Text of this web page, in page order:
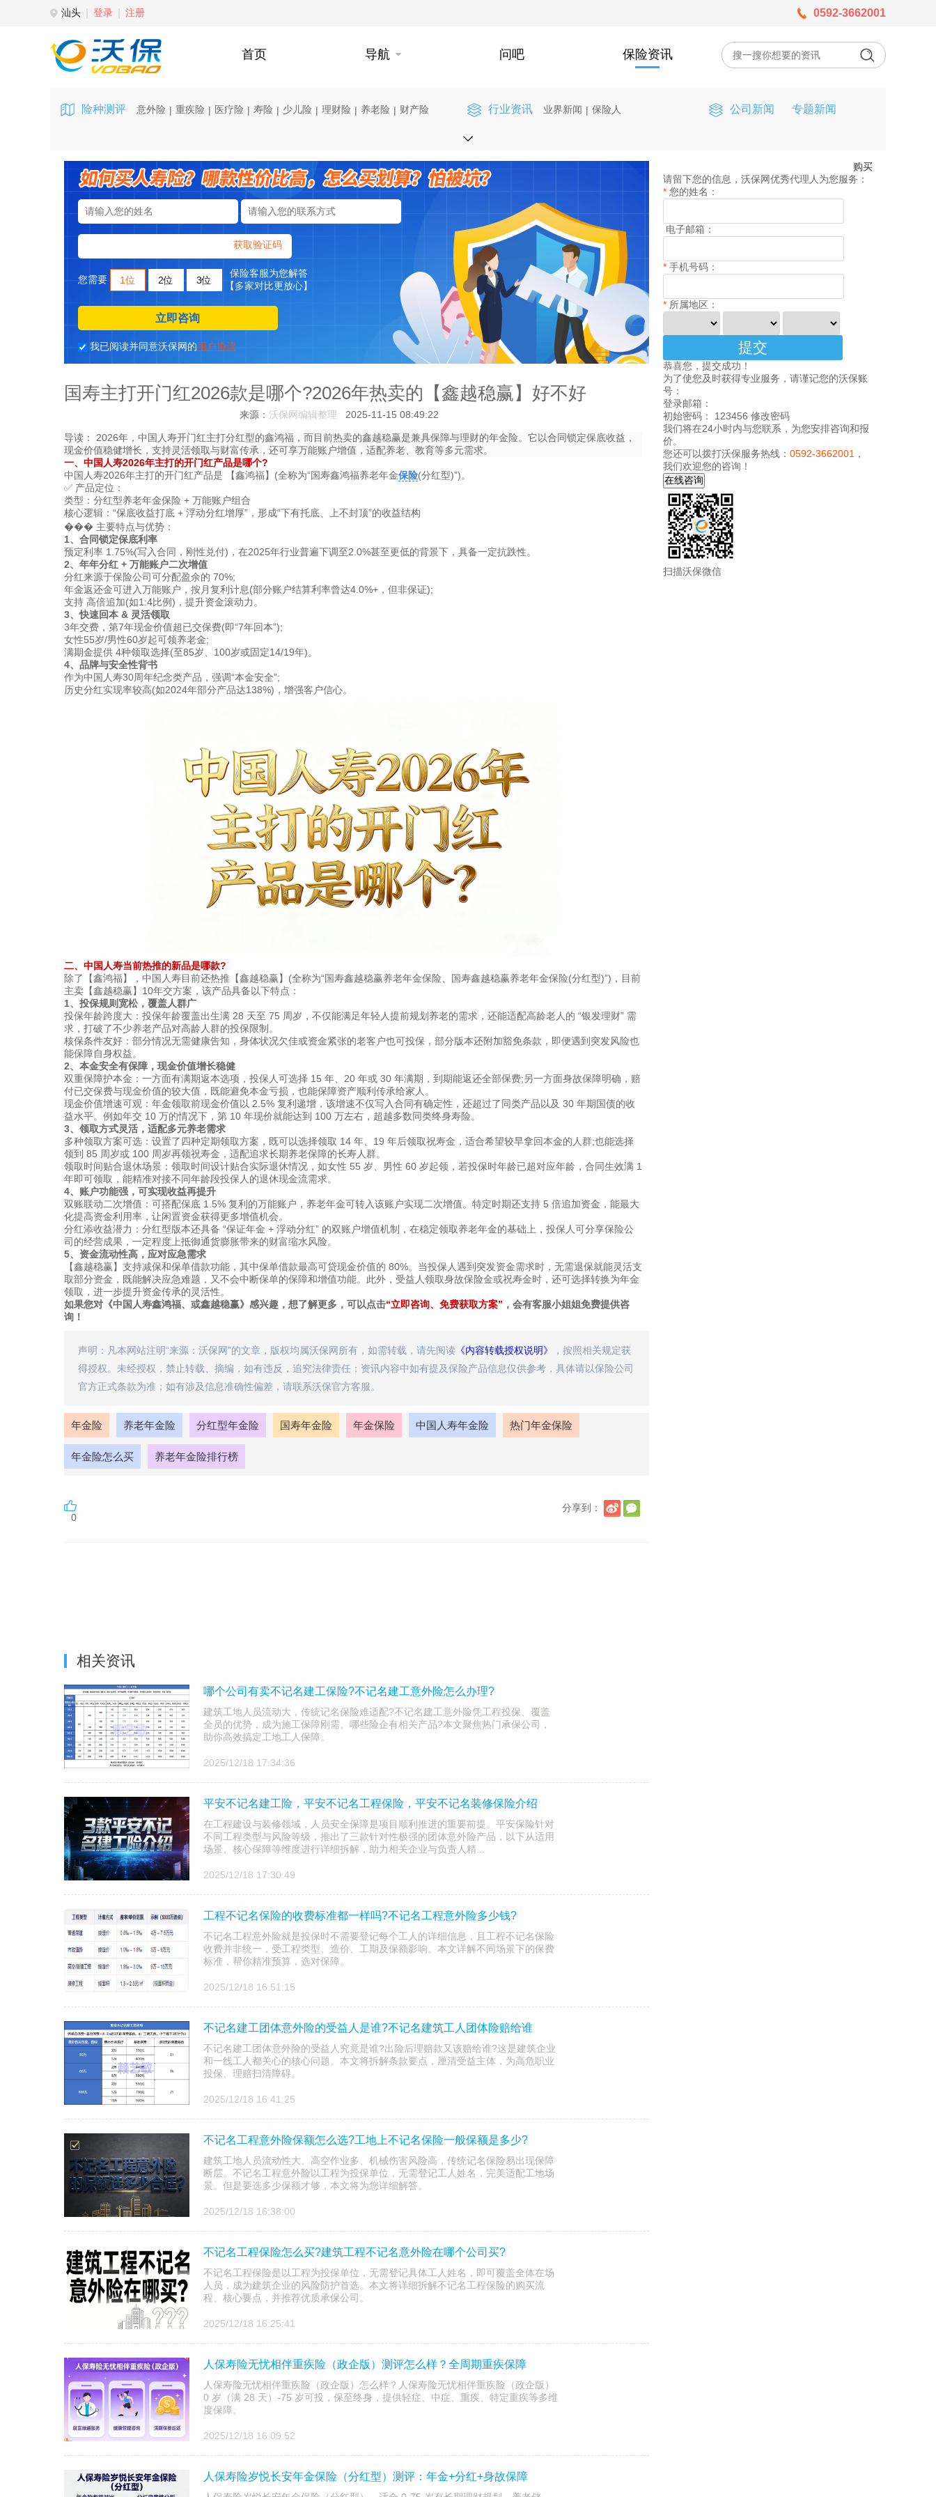
汕头 登录 注册 0592-3662001
首页 导航 问吧 保险资讯
险种测评 意外险 | 重疾险 | 医疗险 | 寿险 | 少儿险 | 理财险 | 养老险 | 财产险 行业资讯 业界新闻 | 保险人 公司新闻 专题新闻
获取验证码
您需要 1位 2位 3位
保险客服为您解答
【多家对比更放心】
立即咨询
我已阅读并同意沃保网的用户协议
国寿主打开门红2026款是哪个?2026年热卖的【鑫越稳赢】好不好
来源： 沃保网编辑整理 2025-11-15 08:49:22
导读：
2026年，中国人寿开门红主打分红型的鑫鸿福，而目前热卖的鑫越稳赢是兼具保障与理财的年金险。它以合同锁定保底收益，
现金价值稳健增长，支持灵活领取与财富传承，还可享万能账户增值，适配养老、教育等多元需求。
一、中国人寿2026年主打的开门红产品是哪个?
中国人寿2026年主打的开门红产品是 【鑫鸿福】(全称为“国寿鑫鸿福养老年金保险(分红型)”)。
✅ 产品定位：
类型：分红型养老年金保险 + 万能账户组合
核心逻辑：“保底收益打底 + 浮动分红增厚”，形成“下有托底、上不封顶”的收益结构
��� 主要特点与优势：
1、合同锁定保底利率
预定利率 1.75%(写入合同，刚性兑付)，在2025年行业普遍下调至2.0%甚至更低的背景下，具备一定抗跌性。
2、年年分红 + 万能账户二次增值
分红来源于保险公司可分配盈余的 70%;
年金返还金可进入万能账户，按月复利计息(部分账户结算利率曾达4.0%+，但非保证);
支持 高倍追加(如1:4比例)，提升资金滚动力。
3、快速回本 & 灵活领取
3年交费，第7年现金价值超已交保费(即“7年回本”);
女性55岁/男性60岁起可领养老金;
满期金提供 4种领取选择(至85岁、100岁或固定14/19年)。
4、品牌与安全性背书
作为中国人寿30周年纪念类产品，强调“本金安全”;
历史分红实现率较高(如2024年部分产品达138%)，增强客户信心。
二、中国人寿当前热推的新品是哪款?
除了【鑫鸿福】，中国人寿目前还热推【鑫越稳赢】(全称为“国寿鑫越稳赢养老年金保险、国寿鑫越稳赢养老年金保险(分红型)”)，目前
主卖【鑫越稳赢】10年交方案，该产品具备以下特点：
1、投保规则宽松，覆盖人群广
投保年龄跨度大：投保年龄覆盖出生满 28 天至 75 周岁，不仅能满足年轻人提前规划养老的需求，还能适配高龄老人的 “银发理财” 需
求，打破了不少养老产品对高龄人群的投保限制。
核保条件友好：部分情况无需健康告知，身体状况欠佳或资金紧张的老客户也可投保，部分版本还附加豁免条款，即便遇到突发风险也
能保障自身权益。
2、本金安全有保障，现金价值增长稳健
双重保障护本金：一方面有满期返本选项，投保人可选择 15 年、20 年或 30 年满期，到期能返还全部保费;另一方面身故保障明确，赔
付已交保费与现金价值的较大值，既能避免本金亏损，也能保障资产顺利传承给家人。
现金价值增速可观：年金领取前现金价值以 2.5% 复利递增，该增速不仅写入合同有确定性，还超过了同类产品以及 30 年期国债的收
益水平。例如年交 10 万的情况下，第 10 年现价就能达到 100 万左右，超越多数同类终身寿险。
3、领取方式灵活，适配多元养老需求
多种领取方案可选：设置了四种定期领取方案，既可以选择领取 14 年、19 年后领取祝寿金，适合希望较早拿回本金的人群;也能选择
领到 85 周岁或 100 周岁再领祝寿金，适配追求长期养老保障的长寿人群。
领取时间贴合退休场景：领取时间设计贴合实际退休情况，如女性 55 岁、男性 60 岁起领，若投保时年龄已超对应年龄，合同生效满 1
年即可领取，能精准对接不同年龄段投保人的退休现金流需求。
4、账户功能强，可实现收益再提升
双账联动二次增值：可搭配保底 1.5% 复利的万能账户，养老年金可转入该账户实现二次增值。特定时期还支持 5 倍追加资金，能最大
化提高资金利用率，让闲置资金获得更多增值机会。
分红添收益潜力：分红型版本还具备 “保证年金 + 浮动分红” 的双账户增值机制，在稳定领取养老年金的基础上，投保人可分享保险公
司的经营成果，一定程度上抵御通货膨胀带来的财富缩水风险。
5、资金流动性高，应对应急需求
【鑫越稳赢】支持减保和保单借款功能，其中保单借款最高可贷现金价值的 80%。当投保人遇到突发资金需求时，无需退保就能灵活支
取部分资金，既能解决应急难题，又不会中断保单的保障和增值功能。此外，受益人领取身故保险金或祝寿金时，还可选择转换为年金
领取，进一步提升资金传承的灵活性。
如果您对《中国人寿鑫鸿福、或鑫越稳赢》感兴趣，想了解更多，可以点击“立即咨询、免费获取方案” ，会有客服小姐姐免费提供咨
询！
声明：凡本网站注明“来源：沃保网”的文章，版权均属沃保网所有，如需转载，请先阅读《内容转载授权说明》
，按照相关规定获
得授权。未经授权，禁止转载、摘编，如有违反，追究法律责任；资讯内容中如有提及保险产品信息仅供参考，具体请以保险公司
官方正式条款为准；如有涉及信息准确性偏差，请联系沃保官方客服。
年金险 养老年金险 分红型年金险 国寿年金险 年金保险 中国人寿年金险 热门年金保险
年金险怎么买 养老年金险排行榜
0
分享到：
相关资讯
哪个公司有卖不记名建工保险?不记名建工意外险怎么办理?
建筑工地人员流动大，传统记名保险难适配?不记名建工意外险凭工程投保、覆盖
全员的优势，成为施工保障刚需。哪些险企有相关产品?本文聚焦热门承保公司，
助你高效搞定工地工人保障。
2025/12/18 17:34:36
平安不记名建工险，平安不记名工程保险，平安不记名装修保险介绍
在工程建设与装修领域，人员安全保障是项目顺利推进的重要前提。平安保险针对
不同工程类型与风险等级，推出了三款针对性极强的团体意外险产品，以下从适用
场景、核心保障等维度进行详细拆解，助力相关企业与负责人精...
2025/12/18 17:30:49
工程不记名保险的收费标准都一样吗?不记名工程意外险多少钱?
不记名工程意外险就是投保时不需要登记每个工人的详细信息，且工程不记名保险
收费并非统一，受工程类型、造价、工期及保额影响。本文详解不同场景下的保费
标准，帮你精准预算，选对保障。
2025/12/18 16:51:15
不记名建工团体意外险的受益人是谁?不记名建筑工人团体险赔给谁
不记名建工团体意外险的受益人究竟是谁?出险后理赔款又该赔给谁?这是建筑企业
和一线工人都关心的核心问题。本文将拆解条款要点，厘清受益主体，为高危职业
投保、理赔扫清障碍。
2025/12/18 16:41:25
不记名工程意外险保额怎么选?工地上不记名保险一般保额是多少?
建筑工地人员流动性大、高空作业多、机械伤害风险高，传统记名保险易出现保障
断层。不记名工程意外险以工程为投保单位，无需登记工人姓名，完美适配工地场
景。但是要选多少保额才够，本文将为您详细解答。
2025/12/18 16:38:00
不记名工程保险怎么买?建筑工程不记名意外险在哪个公司买?
不记名工程保险是以工程为投保单位，无需登记具体工人姓名，即可覆盖全体在场
人员，成为建筑企业的风险防护首选。本文将详细拆解不记名工程保险的购买流
程、核心要点，并推荐优质承保公司。
2025/12/18 16:25:41
人保寿险无忧相伴重疾险（政企版）测评怎么样？全周期重疾保障
人保寿险无忧相伴重疾险（政企版）怎么样？人保寿险无忧相伴重疾险（政企版）
0 岁（满 28 天）-75 岁可投，保至终身，提供轻症、中症、重疾、特定重疾等多维
度保障。
2025/12/18 16:09:52
人保寿险岁悦长安年金保险（分红型）测评：年金+分红+身故保障
购买
请留下您的信息，沃保网优秀代理人为您服务：
*您的姓名：
电子邮箱：
*手机号码：
*所属地区：
恭喜您，提交成功！
为了使您及时获得专业服务，请谨记您的沃保账
号：
登录邮箱：
初始密码： 123456 修改密码
我们将在24小时内与您联系，为您安排咨询和报
价。
您还可以拨打沃保服务热线： 0592-3662001 ，
我们欢迎您的咨询！
扫描沃保微信